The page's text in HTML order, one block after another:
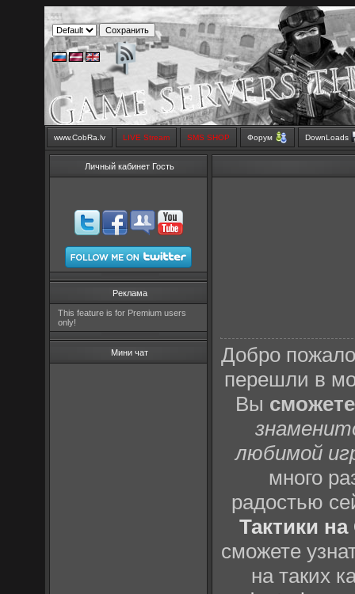
www.CobRa.lv LIVE Stream SMS SHOP Форум DownLoads
Личный кабинет Гость
Реклама
This feature is for Premium users
only!
Мини чат
Добро
перешли в
Вы
любимой
много
радостью
Тактики
сможете
на таких